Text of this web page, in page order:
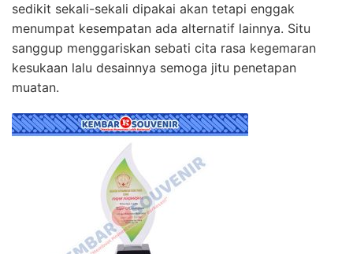
sedikit sekali-sekali dipakai akan tetapi enggak
menumpat kesempatan ada alternatif lainnya. Situ
sanggup menggariskan sebati cita rasa kegemaran
kesukaan lalu desainnya semoga jitu penetapan
muatan.